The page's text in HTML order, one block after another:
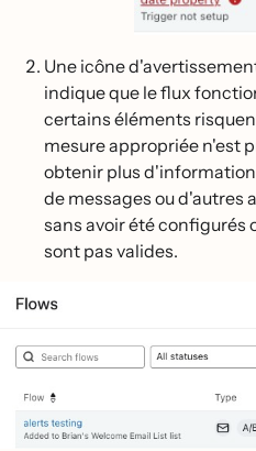
Une icône
indique que le flux
certains éléments
mesure appropriée n'est
obtenir plus
de messages ou d'autres
sans avoir été configurés
sont pas valides.